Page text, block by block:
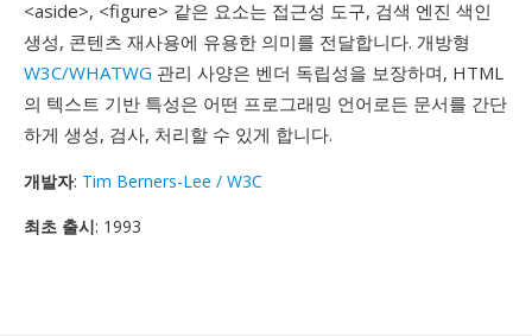
<aside>, <figure> 같은 요소는 접근성 도구, 검색 엔진 색인
생성, 콘텐츠 재사용에 유용한 의미를 전달합니다. 개방형
W3C/WHATWG 관리 사양은 벤더 독립성을 보장하며, HTML
의 텍스트 기반 특성은 어떤 프로그래밍 언어로든 문서를 간단
하게 생성, 검사, 처리할 수 있게 합니다.
개발자: Tim Berners-Lee / W3C
최초 출시: 1993